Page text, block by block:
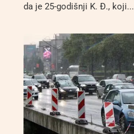
da je 25-godišnji K. Đ., koji...